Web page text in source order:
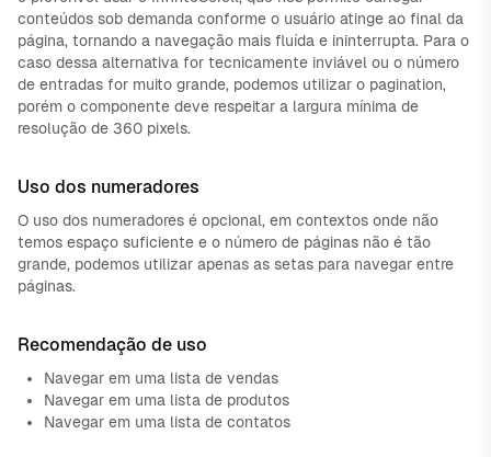
conteúdos sob demanda conforme o usuário atinge ao final da
página, tornando a navegação mais fluída e ininterrupta. Para o
caso dessa alternativa for tecnicamente inviável ou o número
de entradas for muito grande, podemos utilizar o pagination,
porém o componente deve respeitar a largura mínima de
resolução de 360 pixels.
Uso dos numeradores
O uso dos numeradores é opcional, em contextos onde não
temos espaço suficiente e o número de páginas não é tão
grande, podemos utilizar apenas as setas para navegar entre
páginas.
Recomendação de uso
Navegar em uma lista de vendas
Navegar em uma lista de produtos
Navegar em uma lista de contatos